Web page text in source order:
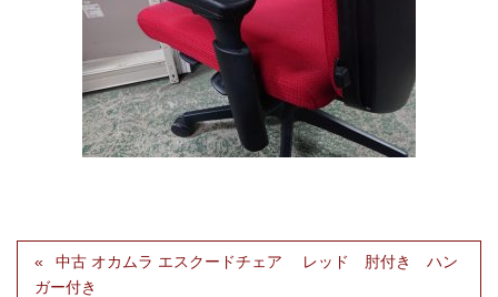
中古 オカムラ エスクードチェア レッド 肘付き ハン
ガー付き